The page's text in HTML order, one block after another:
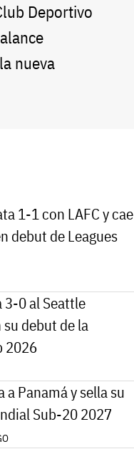
Deportivo
nueva
1-1 con LAFC y cae
debut de Leagues
3-0 al Seattle
su debut de la
2026
a Panamá y sella su
Sub-20 2027